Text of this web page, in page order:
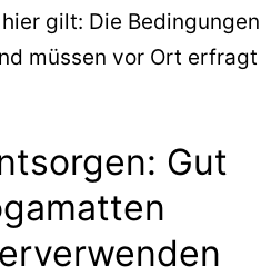
gilt: Die Bedingungen
müssen vor Ort erfragt
Gut